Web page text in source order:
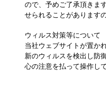
ので、予めご了承頂きま
せられることがあります
ウィルス対策等について
当社ウェブサイトが置か
新のウィルスを検出し防
心の注意を払って操作し